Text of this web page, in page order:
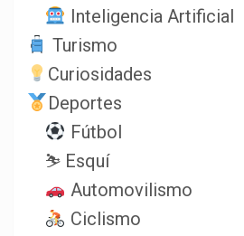
Inteligencia Artificial
Turismo
Curiosidades
Deportes
Fútbol
⛷️ Esquí
Automovilismo
Ciclismo